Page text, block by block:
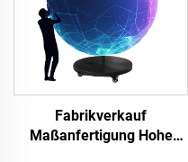
Fabrikverkauf
Maßanfertigung Hohe